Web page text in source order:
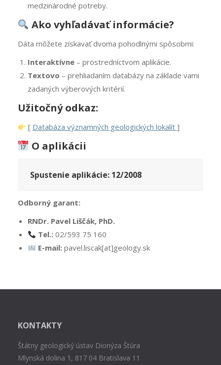
medzinárodné potreby.
Ako vyhľadávať informácie?
Dáta môžete získavať dvoma pohodlnými spôsobmi:
Interaktívne– prostredníctvom aplikácie.
Textovo – prehliadaním databázy na základe vami
zadaných výberových kritérií.
Užitočný odkaz:
[ Databáza významných geologických lokalít ]
O aplikácii
Spustenie aplikácie:12/2008
Odborný garant:
RNDr. Pavel Liščák, PhD.
Tel.:02/593 75 160
E-mail:pavel.liscak[at]geology.sk
KONTAKTY
Štátny geologický ústav Dionýza Štúra
Mlynská dolina 1, 817 04 Bratislava 11